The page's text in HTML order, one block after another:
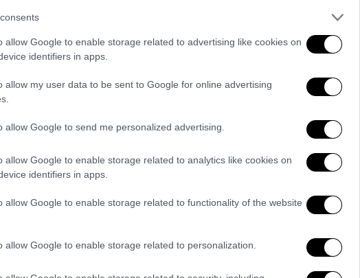
allow Google to enable storage related to advertising like cookies on
identifiers in apps.
allow my user data to be sent to Google for online advertising
allow Google to send me personalized advertising.
allow Google to enable storage related to analytics like cookies on
identifiers in apps.
allow Google to enable storage related to functionality of the website
allow Google to enable storage related to personalization.
το παιδί της και έζησε. Η
».
στομάχι μου
πολύ μια ελληνική δραματική σειρά.
ηθοποιούς που γνώρισα φέτος και
«ξαναγνώρισα». Πολλά, πάρα πολλά
μου!
ευχαριστούμε πολύ για όλα! Τι
ΣΟΚ ΣΟΚ ΣΟΚ!! 👏👏🙏